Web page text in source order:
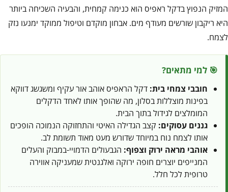
המזיק הנפוץ בדקל ראפיס הוא כנימה קמחית, והבעיה השכיחה ביותר
היא ריקבון שורשים מעודף מים. אבחון מוקדם וטיפול ממוקד ימנעו נזק
לצמח.
🎯 למי מתאים?
חובבי צמחי בית: דקל הראפיס אוהב אור עקיף ומשגשג דווקא
בפינות מוצללות בסלון, מה שהופך אותו לאחד הדקלים
המומלצים לגידול בתוך הבית.
גננים עסוקים: קצב הגדילה האיטי והתחזוקה הנמוכה הופכים
אותו לצמח נוח במיוחד שדורש מעט מאוד תשומת לב.
אוהבי מראה ירוק וצפוף: הגבעולים הדמויי-במבוק והעלים
המנייפים יוצרים חופה ירוקה ואלגנטית שמעניקה אווירה
טרופית לכל חלל.